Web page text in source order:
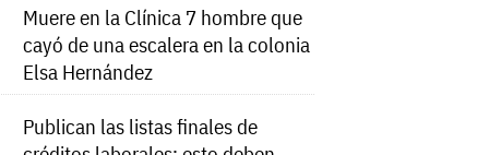
Muere en la Clínica 7 hombre que
cayó de una escalera en la colonia
Elsa Hernández
Publican las listas finales de